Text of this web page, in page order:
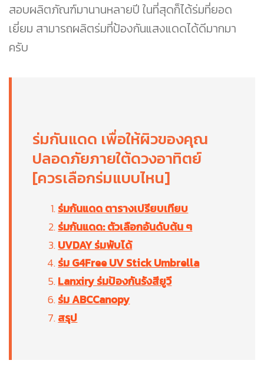
สอบผลิตภัณฑ์มานานหลายปี ในที่สุดก็ได้ร่มที่ยอด
เยี่ยม สามารถผลิตร่มที่ป้องกันแสงแดดได้ดีมากมา
ครับ
ร่มกันแดด เพื่อให้ผิวของคุณ
ปลอดภัยภายใต้ดวงอาทิตย์
[ควรเลือกร่มแบบไหน]
ร่มกันแดด ตารางเปรียบเทียบ
ร่มกันแดด: ตัวเลือกอันดับต้น ๆ
UVDAY ร่มพับได้
ร่ม G4Free UV Stick Umbrella
Lanxiry ร่มป้องกันรังสียูวี
ร่ม ABCCanopy
สรุป